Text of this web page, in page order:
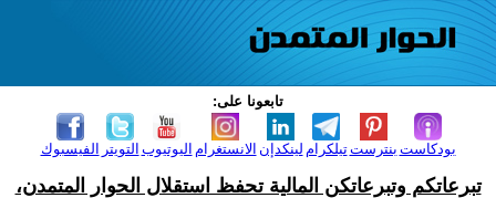
تابعونا على:
الفيسبوك التويتر اليوتيوب الانستغرام لينكدإن تيلكرامبنترست بودكاست
تبرعاتكم وتبرعاتكن المالية تحفظ استقلال الحوار المتمدن،